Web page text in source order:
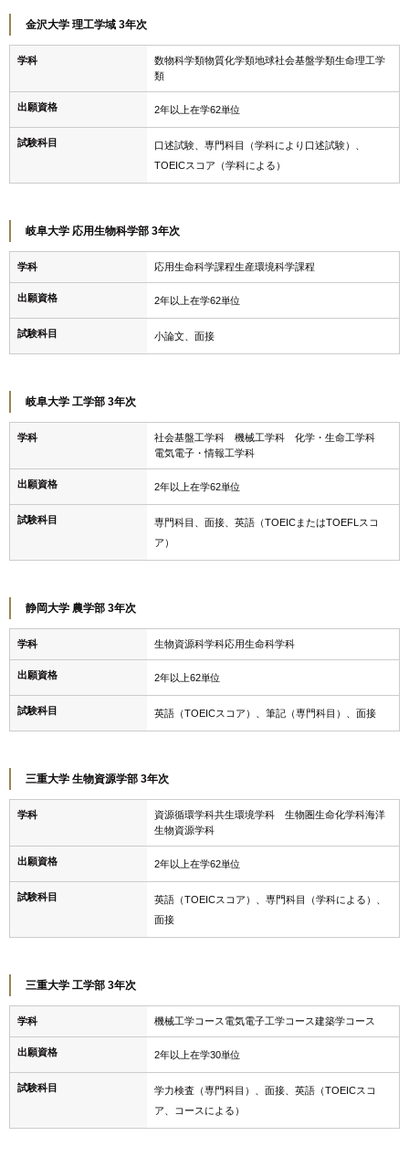
金沢大学 理工学域 3年次
学科
数物科学類物質化学類地球社会基盤学類生命理工学
類
出願資格 2年以上在学62単位
試験科目
口述試験、専門科目（学科により口述試験）、
TOEICスコア（学科による）
岐阜大学 応用生物科学部 3年次
学科 応用生命科学課程生産環境科学課程
出願資格 2年以上在学62単位
試験科目 小論文、面接
岐阜大学 工学部 3年次
学科
社会基盤工学科 機械工学科 化学・生命工学科
電気電子・情報工学科
出願資格 2年以上在学62単位
試験科目
専門科目、面接、英語（TOEICまたはTOEFLスコ
ア）
静岡大学 農学部 3年次
学科 生物資源科学科応用生命科学科
出願資格 2年以上62単位
試験科目 英語（TOEICスコア）、筆記（専門科目）、面接
三重大学 生物資源学部 3年次
学科
資源循環学科共生環境学科 生物圏生命化学科海洋
生物資源学科
出願資格 2年以上在学62単位
試験科目
英語（TOEICスコア）、専門科目（学科による）、
面接
三重大学 工学部 3年次
学科 機械工学コース電気電子工学コース建築学コース
出願資格 2年以上在学30単位
試験科目
学力検査（専門科目）、面接、英語（TOEICスコ
ア、コースによる）